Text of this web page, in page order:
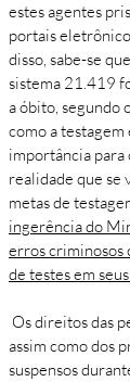
estes agentes
portais
disso, sabe-se
sistema 21.419
a óbito, segundo
como a testagem
importância para
realidade que se
metas de
ingerência do
erros criminosos
de testes em
Os direitos das
assim como dos
suspensos